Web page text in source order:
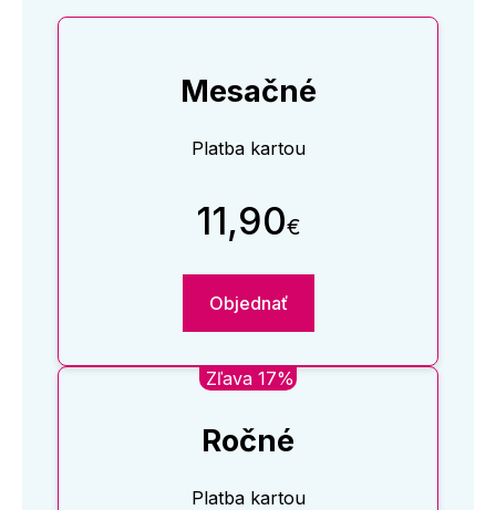
Mesačné
Platba kartou
11,90€
Objednať
Zľava 17%
Ročné
Platba kartou